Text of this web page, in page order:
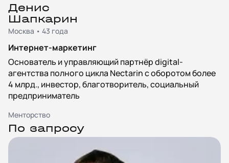
Денис
Шапкарин
Москва • 43 года
Интернет-маркетинг
Основатель и управляющий партнёр digital-
агентства полного цикла Nectarin с оборотом более
4 млрд., инвестор, благотворитель, социальный
предприниматель
Менторство
По запросу